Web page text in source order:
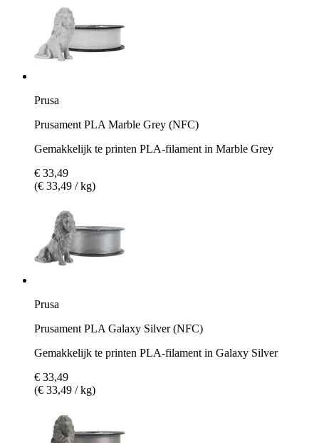
Prusa
Prusament PLA Marble Grey (NFC)
Gemakkelijk te printen PLA-filament in Marble Grey
€ 33,49
(€ 33,49 / kg)
Prusa
Prusament PLA Galaxy Silver (NFC)
Gemakkelijk te printen PLA-filament in Galaxy Silver
€ 33,49
(€ 33,49 / kg)